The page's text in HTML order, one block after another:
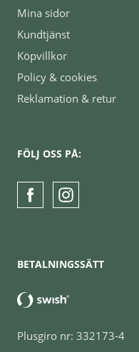
Mina sidor
Kundtjänst
Köpvillkor
Policy & cookies
Reklamation & retur
FÖLJ OSS PÅ:
BETALNINGSSÄTT
Plusgiro nr: 332173-4